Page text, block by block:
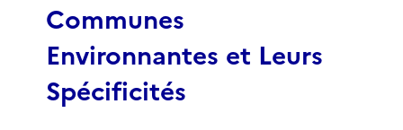
Communes
Environnantes et Leurs
Spécificités